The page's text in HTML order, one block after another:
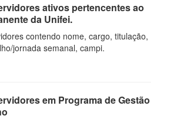
ativos pertencentes ao
da Unifei.
contendo nome, cargo, titulação,
jornada semanal, campi.
em Programa de Gestão